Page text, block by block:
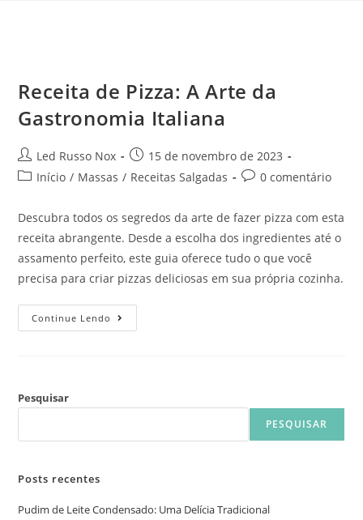
Receita de Pizza: A Arte da
Gastronomia Italiana
Led Russo Nox
15 de novembro de 2023
Início / Massas / Receitas Salgadas 0 comentário
Descubra todos os segredos da arte de fazer pizza com esta
receita abrangente. Desde a escolha dos ingredientes até o
assamento perfeito, este guia oferece tudo o que você
precisa para criar pizzas deliciosas em sua própria cozinha.
Continue Lendo
Pesquisar
PESQUISAR
Posts recentes
Pudim de Leite Condensado: Uma Delícia Tradicional